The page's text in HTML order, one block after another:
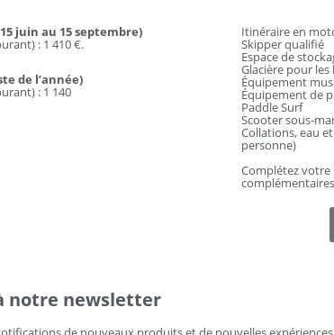
juin au 15 septembre)
: 1 410 €.
de l’année)
: 1 140
Itinéraire en
Skipper qualifié
Espace de
Glacière pour les
Équipement
Équipement de
Paddle Surf
Scooter sous-
Collations, eau
personne)
Complétez votre
notre newsletter